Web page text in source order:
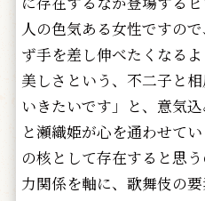
人の色気ある女性ですの
ず手を差し伸べたくなる
美しさという、不二子と
いきたいです」と、意気
と瀬織姫が心を通わせて
の核として存在すると思
力関係を軸に、歌舞伎の